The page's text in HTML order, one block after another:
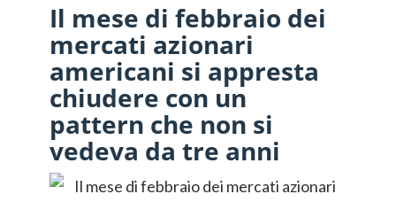
Il mese di febbraio dei
mercati azionari
americani si appresta
chiudere con un
pattern che non si
vedeva da tre anni